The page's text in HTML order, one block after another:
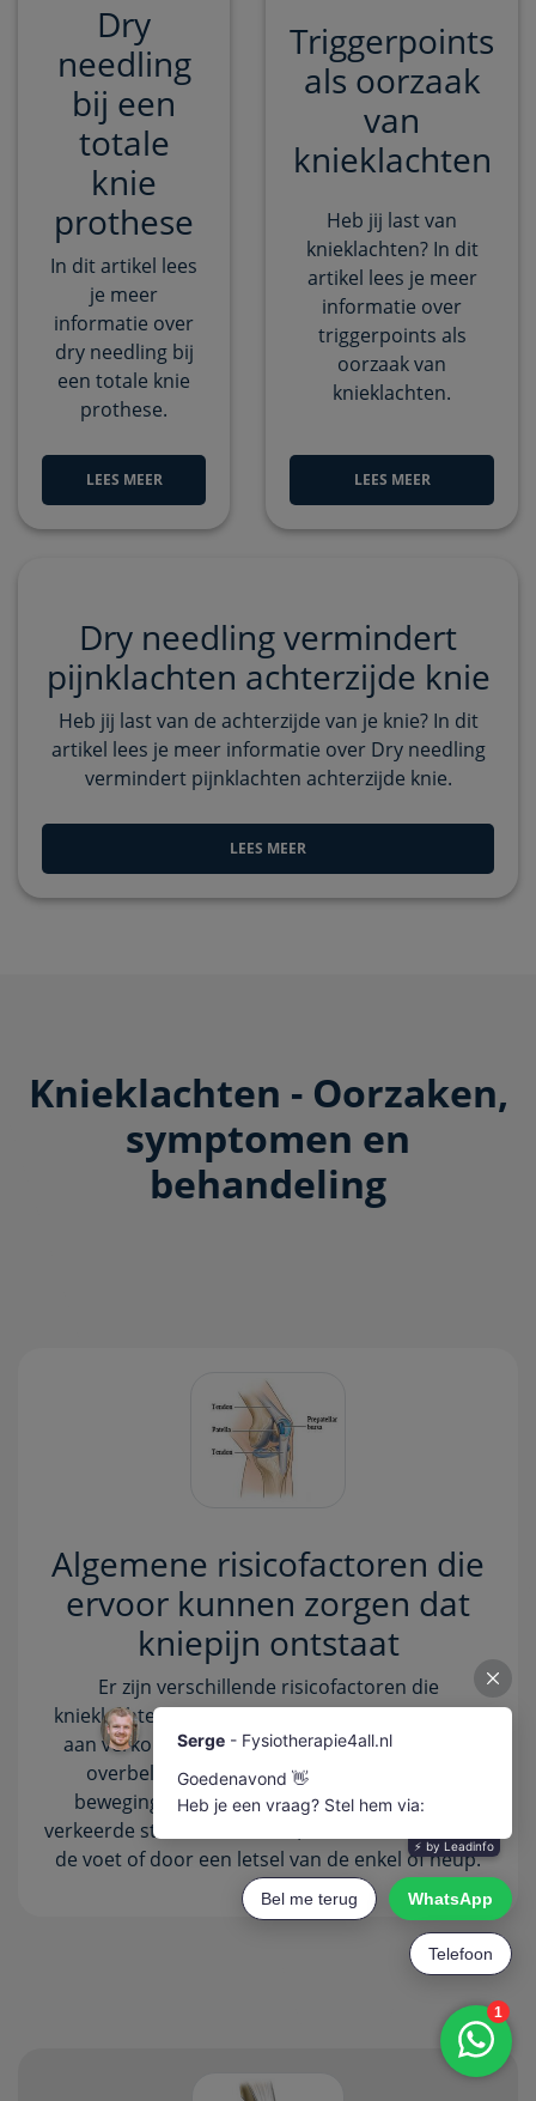
Dry
needling
bij een
totale
knie
prothese
In dit artikel lees
je meer
informatie over
dry needling bij
een totale knie
prothese.
LEES MEER
Triggerpoints
als oorzaak
van
knieklachten
Heb jij last van
knieklachten? In dit
artikel lees je meer
informatie over
triggerpoints als
oorzaak van
knieklachten.
LEES MEER
Dry needling vermindert
pijnklachten achterzijde knie
Heb jij last van de achterzijde van je knie? In dit
artikel lees je meer informatie over Dry needling
vermindert pijnklachten achterzijde knie.
LEES MEER
Knieklachten - Oorzaken,
symptomen en
behandeling
Algemene risicofactoren die
ervoor kunnen zorgen dat
kniepijn ontstaat
Er zijn verschillende risicofactoren die
knieklachten veroorzaken. Hierbij kun jij denken
aan verkorte spieren in boven- of onderbeen,
overbelasting, onderbelasting, een zijdig
bewegingspatroon, directe klap op de knie,
verkeerde stand van de knie, verkeerde stand van
de voet of door een letsel van de enkel of heup.